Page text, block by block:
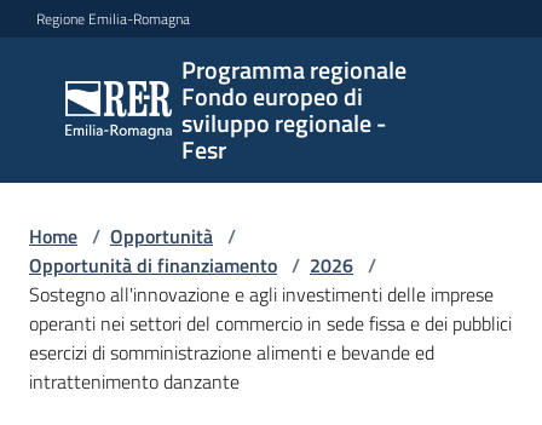
Vai al contenuto
Vai alla navigazione
Vai al footer
Regione Emilia-Romagna
Programma regionale
Fondo europeo di
sviluppo regionale -
Fesr
Programma
regionale
Fondo
europeo di
regionale -
Fesr
Novità
Home / Opportunità /
Opportunità di finanziamento / 2026 /
Sostegno all'innovazione e agli investimenti delle imprese
operanti nei settori del commercio in sede fissa e dei pubblici
esercizi di somministrazione alimenti e bevande ed
intrattenimento danzante